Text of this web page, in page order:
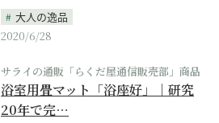
大人の逸品
2020/6/28
サライの通販「らくだ屋通信販売部」商品
浴室用畳マット「浴座好」｜研究
20年で完…